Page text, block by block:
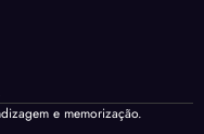
e memorização.